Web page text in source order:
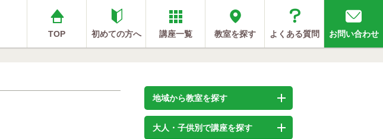
TOP 初めての方へ 講座一覧 教室を探す よくある質問 お問い合わせ
地域から教室を探す
大人・子供別で講座を探す